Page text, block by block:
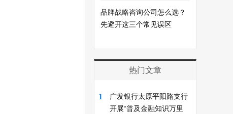
品牌战略咨询公司怎么选？
先避开这三个常见误区
热门文章
1
广发银行太原平阳路支行
开展“普及金融知识万里